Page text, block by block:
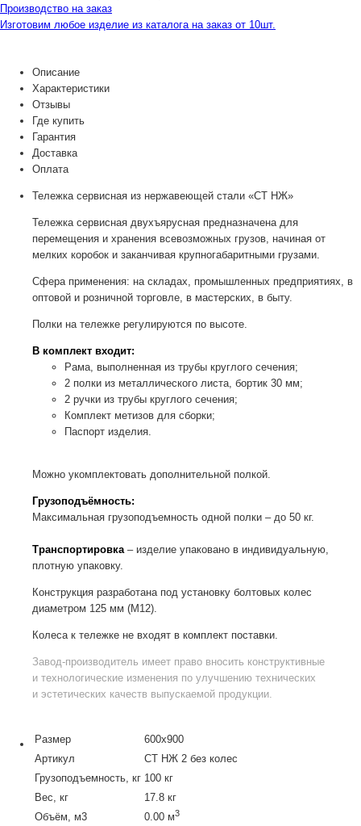
Производство на заказ
Изготовим любое изделие из каталога на заказ от 10шт.
Описание
Характеристики
Отзывы
Где купить
Гарантия
Доставка
Оплата
Тележка сервисная из нержавеющей стали «СТ НЖ»
Тележка сервисная двухъярусная предназначена для
перемещения и хранения всевозможных грузов, начиная от
мелких коробок и заканчивая крупногабаритными грузами.
Сфера применения: на складах, промышленных предприятиях, в
оптовой и розничной торговле, в мастерских, в быту.
Полки на тележке регулируются по высоте.
В комплект входит:
Рама, выполненная из трубы круглого сечения;
2 полки из металлического листа, бортик 30 мм;
2 ручки из трубы круглого сечения;
Комплект метизов для сборки;
Паспорт изделия.
Можно укомплектовать дополнительной полкой.
Грузоподъёмность:
Максимальная грузоподъемность одной полки – до 50 кг.
Транспортировка– изделие упаковано в индивидуальную,
плотную упаковку.
Конструкция разработана под установку болтовых колес
диаметром 125 мм (М12).
Колеса к тележке не входят в комплект поставки.
Завод-производитель имеет право вносить конструктивные
и технологические изменения по улучшению технических
и эстетических качеств выпускаемой продукции.
Размер
600х900
Артикул
СТ НЖ 2 без колес
Грузоподъемность, кг 100 кг
Вес, кг
17.8 кг
Объём, м3
0.00 м3